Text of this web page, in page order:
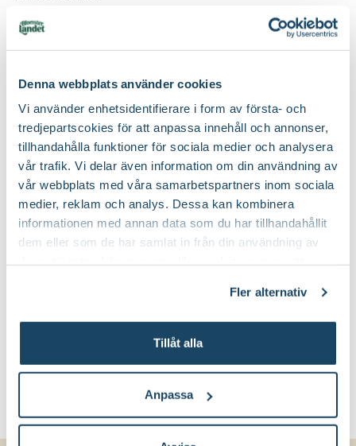
Denna webbplats använder cookies
Vi använder enhetsidentifierare i form av första- och
tredjepartscokies för att anpassa innehåll och annonser,
tillhandahålla funktioner för sociala medier och analysera
vår trafik. Vi delar även information om din användning av
vår webbplats med våra samarbetspartners inom sociala
medier, reklam och analys. Dessa kan kombinera
informationen med annan data som du har tillhandahållit
dem eller som de har samlat in från din användning av
Fler alternativ
Tillåt alla
Anpassa